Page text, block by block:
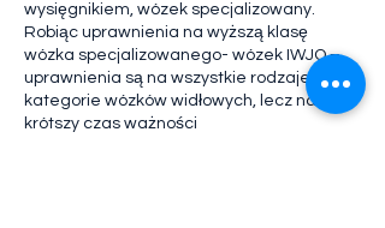
wysięgnikiem, wózek specjalizowany.
Robiąc uprawnienia na wyższą klasę
wózka specjalizowanego- wózek IWJO –
uprawnienia są na wszystkie rodzaje i
kategorie wózków widłowych, lecz na
krótszy czas ważności